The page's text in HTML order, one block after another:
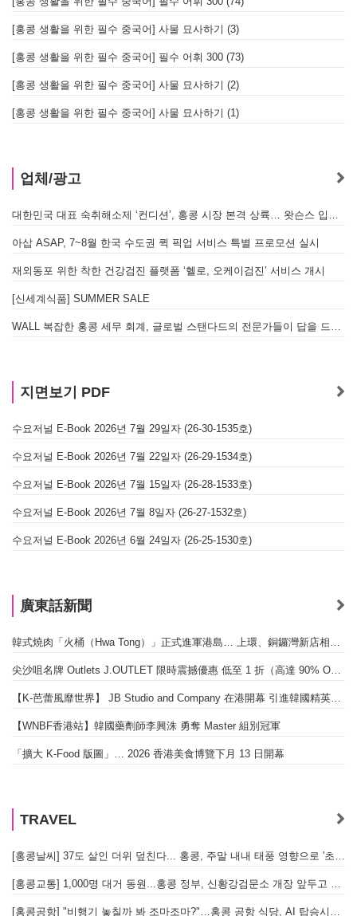
[홍콩 생활을 위한 필수 중국어] 사물 묘사하기 (3)
[홍콩 생활을 위한 필수 중국어] 필수 어휘 300 (73)
[홍콩 생활을 위한 필수 중국어] 사물 묘사하기 (2)
[홍콩 생활을 위한 필수 중국어] 사물 묘사하기 (1)
업체/광고
아삽 ASAP, 7~8월 한국 수도권 퀵 픽업 서비스 특별 프로모션 실시
재외동포 위한 착한 건강검진 플랫폼 ‘헬로, 오케이검진’ 서비스 개시
[신세계식품] SUMMER SALE
지면보기 PDF
수요저널 E-Book 2026년 7월 29일자 (26-30-1535호)
수요저널 E-Book 2026년 7월 22일자 (26-29-1534호)
수요저널 E-Book 2026년 7월 15일자 (26-28-1533호)
수요저널 E-Book 2026년 7월 8일자 (26-27-1532호)
수요저널 E-Book 2026년 6월 24일자 (26-25-1530호)
廣東話新聞
【WNBF香港站】韓國藥劑師李興洙 勇奪 Master 組別冠軍
「擴大 K-Food 版圖」… 2026 香港美食博覽下月 13 日開幕
TRAVEL